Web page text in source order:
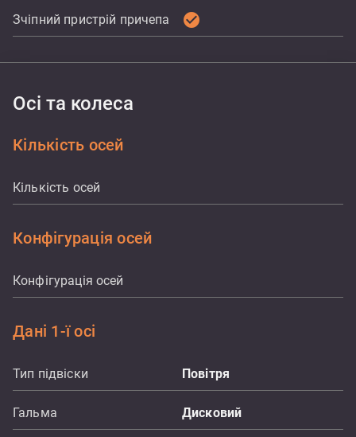
Зчіпний пристрій причепа check_circle
Осі та колеса
Кількість осей
Кількість осей
Конфігурація осей
Конфігурація осей
Дані 1-ї осі
Тип підвіски Повітря
Гальма Дисковий